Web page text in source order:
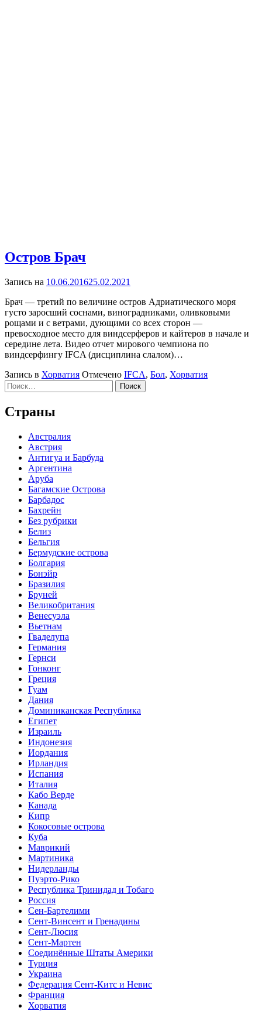
Остров Брач
Запись на 10.06.201625.02.2021
Брач — третий по величине остров Адриатического моря
густо заросший соснами, виноградниками, оливковыми
рощами и с ветрами, дующими со всех сторон —
превосходное место для виндсерферов и кайтеров в начале и
середине лета. Видео отчет мирового чемпиона по
виндсерфингу IFCA (дисциплина слалом)…
Запись в Хорватия Отмечено IFCA, Бол, Хорватия
Найти:
Страны
Австралия
Австрия
Антигуа и Барбуда
Аргентина
Аруба
Багамские Острова
Барбадос
Бахрейн
Без рубрики
Белиз
Бельгия
Бермудские острова
Болгария
Бонэйр
Бразилия
Бруней
Великобритания
Венесуэла
Вьетнам
Гваделупа
Германия
Гернси
Гонконг
Греция
Гуам
Дания
Доминиканская Республика
Египет
Израиль
Индонезия
Иордания
Ирландия
Испания
Италия
Кабо Верде
Канада
Кипр
Кокосовые острова
Куба
Маврикий
Мартиника
Нидерланды
Пуэрто-Рико
Республика Тринидад и Тобаго
Россия
Сен-Бартелими
Сент-Винсент и Гренадины
Сент-Люсия
Сент-Мартен
Соединённые Штаты Америки
Турция
Украина
Федерация Сент-Китс и Невис
Франция
Хорватия